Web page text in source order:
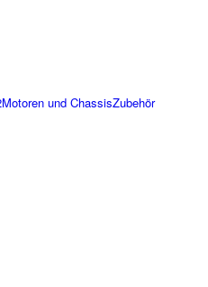
Motoren und ChassisZubehör